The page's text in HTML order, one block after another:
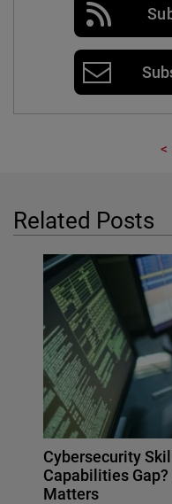
Related Posts
Cybersecurity
Capabilities
Matters